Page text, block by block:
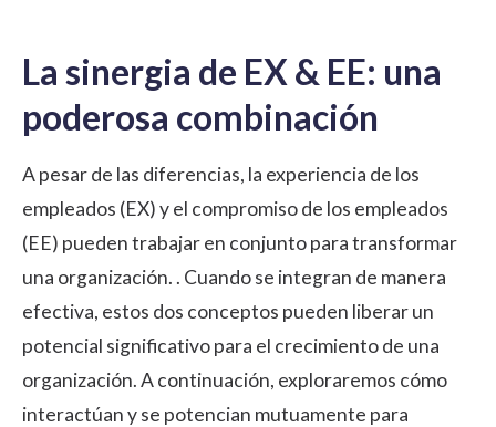
La sinergia de EX & EE: una
poderosa combinación
A pesar de las diferencias, la experiencia de los
empleados (EX) y el compromiso de los empleados
(EE) pueden trabajar en conjunto para transformar
una organización. . Cuando se integran de manera
efectiva, estos dos conceptos pueden liberar un
potencial significativo para el crecimiento de una
organización. A continuación, exploraremos cómo
interactúan y se potencian mutuamente para